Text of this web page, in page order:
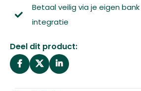
Betaal veilig via je eigen
integratie
Deel dit product: